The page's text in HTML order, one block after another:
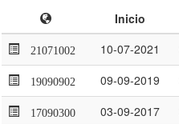
Inicio
21071002 10-07-2021
19090902 09-09-2019
17090300 03-09-2017